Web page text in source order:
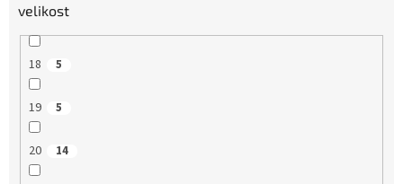
velikost
18 5
19 5
20 14